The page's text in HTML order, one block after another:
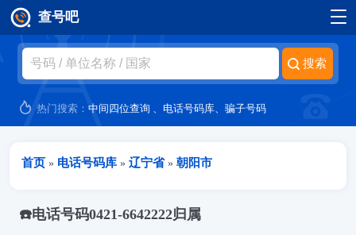
跳转到主要内容
查号吧
热门搜索：中间四位查询 、 电话号码库、骗子号码
当前位置
首页 » 电话号码库 » 辽宁省 » 朝阳市
☎️电话号码0421-6642222归属